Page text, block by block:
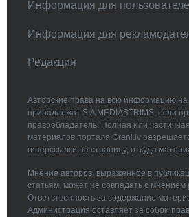
Информация для
Информация для
Редакция
Авторские права на всю информацию
принадлежат SIA MEDIASTRIMS, если
правообладатель. Полная или
материалов портала Grani.lv
гиперссылки на страницу, откуда
Мнение авторов, выраженное в
статьям, может не совпадать с мнением
Ответственность за содержание
Администрация оставляет за собой